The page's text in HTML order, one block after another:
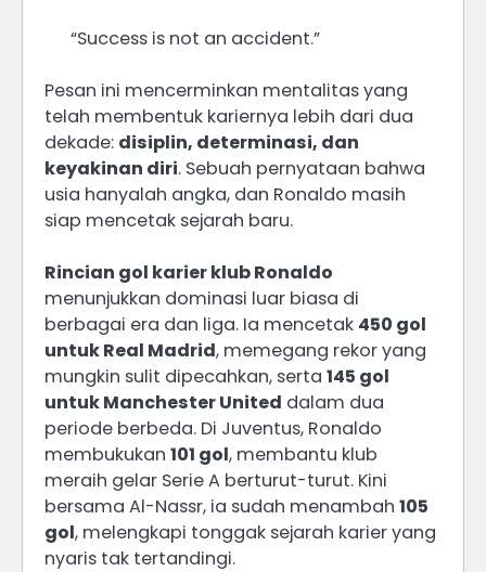
“Success is not an accident.”
Pesan ini mencerminkan mentalitas yang
telah membentuk kariernya lebih dari dua
dekade: disiplin, determinasi, dan
keyakinan diri. Sebuah pernyataan bahwa
usia hanyalah angka, dan Ronaldo masih
siap mencetak sejarah baru.
Rincian gol karier klub Ronaldo
menunjukkan dominasi luar biasa di
berbagai era dan liga. Ia mencetak 450 gol
untuk Real Madrid, memegang rekor yang
mungkin sulit dipecahkan, serta 145 gol
untuk Manchester United dalam dua
periode berbeda. Di Juventus, Ronaldo
membukukan 101 gol, membantu klub
meraih gelar Serie A berturut-turut. Kini
bersama Al-Nassr, ia sudah menambah 105
gol, melengkapi tonggak sejarah karier yang
nyaris tak tertandingi.